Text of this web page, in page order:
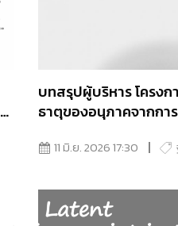
บทสรุปผู้บริหาร โครง
ธาตุของอนุภาคจากกา
11 มิ.ย. 2026 17:30